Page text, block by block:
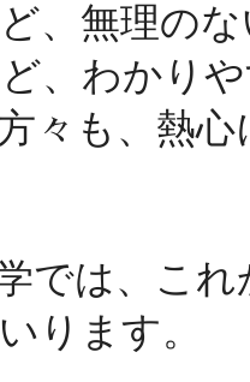
、無理の
、わかり
々も、熱
では、これ
ります。